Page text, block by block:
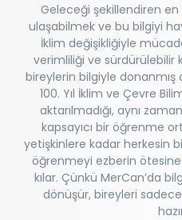
Geleceği şekillendiren
ulaşabilmek ve bu bilgiyi
İklim değişikliğiyle
verimliliği ve sürdürülebilir
bireylerin bilgiyle donanmış
100. Yıl İklim ve Çevre
aktarılmadığı, aynı
kapsayıcı bir öğrenme
yetişkinlere kadar herkesin
öğrenmeyi ezberin ötesine
kılar. Çünkü MerCan’da
dönüşür, bireyleri